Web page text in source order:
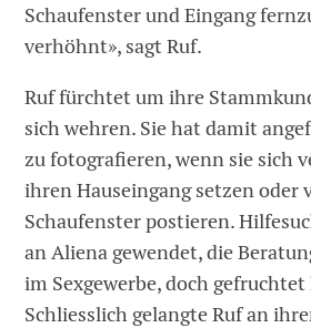
Schaufenster und Eingang
verhöhnt», sagt Ruf.
Ruf fürchtet um ihre
sich wehren. Sie hat damit
zu fotografieren, wenn sie sich
ihren Hauseingang setzen oder
Schaufenster postieren.
an Aliena gewendet, die
im Sexgewerbe, doch gefruchtet
Schliesslich gelangte Ruf an